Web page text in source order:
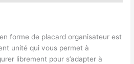
forme de placard organisateur est
unité qui vous permet à
librement pour s’adapter à